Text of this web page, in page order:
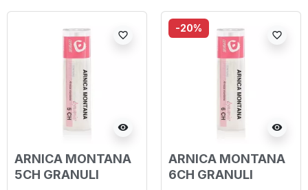
visibility
favorite_border
ARNICA MONTANA
5CH GRANULI
-20%
visibility
favorite_border
ARNICA MONTANA
6CH GRANULI